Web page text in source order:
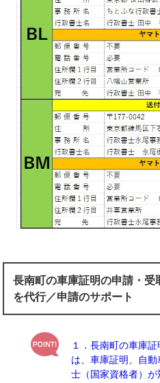
長南町の車庫証明の申請・
を代行／申請のサポート
１．長南町の車庫
は、車庫証明、自
士（国家資格者）が